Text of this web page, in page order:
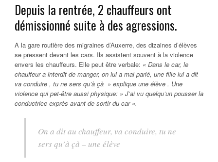
Depuis la rentrée, 2 chauffeurs ont
démissionné suite à des agressions.
A la gare routière des migraines d’Auxerre, des dizaines d’élèves
se pressent devant les cars. Ils assistent souvent à la violence
envers les chauffeurs. Elle peut être verbale: « Dans le car, le
chauffeur a interdit de manger, on lui a mal parlé, une fille lui a dit
va conduire , tu ne sers qu’à çà » explique une élève . Une
violence qui pet-être aussi physique: » J’ai vu quelqu’un pousser la
conductrice exprès avant de sortir du car ».
On a dit au chauffeur, va conduire, tu ne
sers qu’à çà – une élève